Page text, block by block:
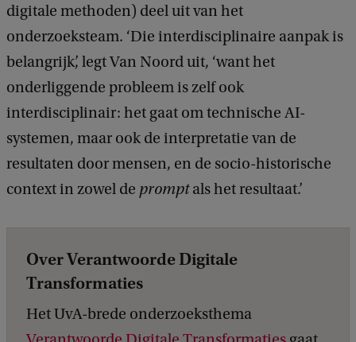
digitale methoden) deel uit van het
onderzoeksteam. ‘Die interdisciplinaire aanpak is
belangrijk’, legt Van Noord uit, ‘want het
onderliggende probleem is zelf ook
interdisciplinair: het gaat om technische AI-
systemen, maar ook de interpretatie van de
resultaten door mensen, en de socio-historische
context in zowel de promptals het resultaat.’
Over Verantwoorde Digitale
Transformaties
Het UvA-brede onderzoeksthema